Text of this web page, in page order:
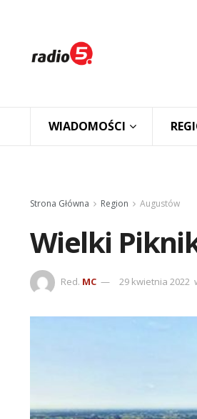
WIADOMOŚCI
Strona Główna Region Augustów
Wielki
Red. MC 29 kwietnia 2022